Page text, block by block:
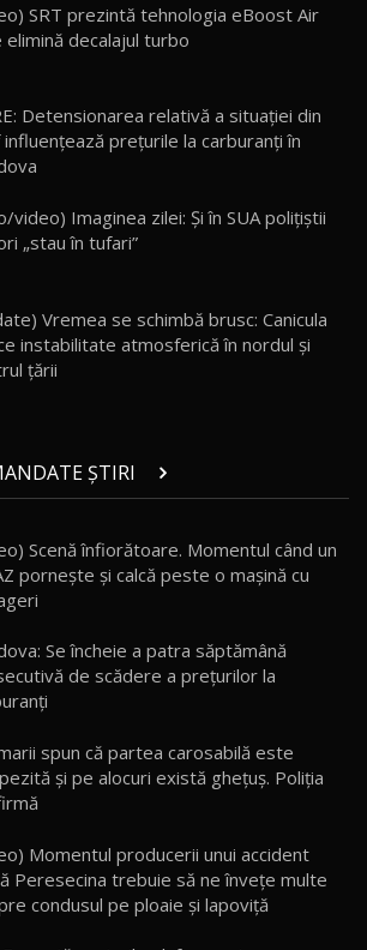
AutoBlogMD
13:10
20:06
30:08
AutoBlog.MD
23:36
Noul ZEEKR 7X / Test Drive AutoBlog.MD
29:08
Micul BYD Dolphin Surf / Test Drive
AutoBlog.MD
16:59
Noua Mazda 6e / Test Drive AutoBlog.MD
26:59
Lynk & Co 01 / Test Drive AutoBlog.MD
25:19
ZEEKR 009: Cel mai Performant și Confortabil
Van Electric Testat în Moldova / AutoBlog.MD
26:38
mai Exclusiv și Puternic Defender Testat în
Moldova
32:21
SRT prezintă tehnologia eBoost Air
elimină decalajul turbo
Detensionarea relativă a situației din
influențează prețurile la carburanți în
video) Imaginea zilei: Și în SUA polițiștii
„stau în tufari”
Vremea se schimbă brusc: Canicula
instabilitate atmosferică în nordul și
țării
ȘTIRI
Scenă înfiorătoare. Momentul când un
porneşte şi calcă peste o maşină cu
Se încheie a patra săptămână
de scădere a prețurilor la
spun că partea carosabilă este
și pe alocuri există ghețuș. Poliția
Momentul producerii unui accident
Peresecina trebuie să ne învețe multe
condusul pe ploaie și lapoviță